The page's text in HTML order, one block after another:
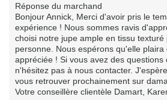
Réponse du marchand
Bonjour Annick, Merci d'avoir pris le
expérience ! Nous sommes ravis
choisi notre jupe ample en tissu
personne. Nous espérons qu'elle plaira
appréciée ! Si vous avez des questions
n'hésitez pas à nous contacter.
vous retrouver prochainement sur
Votre conseillère clientèle Damart,